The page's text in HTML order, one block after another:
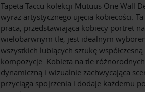
Tapeta Taccu kolekcji Mutuus One Wall
wyraz artystycznego ujęcia kobiecości.
praca, przedstawiająca kobiecy portret na
wielobarwnym tle, jest idealnym
wszystkich lubiących sztukę
kompozycje. Kobieta na tle
dynamiczną i wizualnie zachwycająca
przyciąga spojrzenia i dodaje każdemu